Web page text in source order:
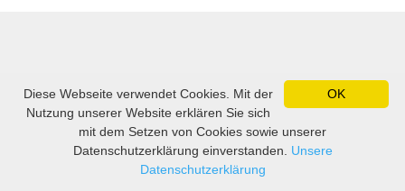
OK
Diese Webseite verwendet Cookies. Mit der
Nutzung unserer Website erklären Sie sich
mit dem Setzen von Cookies sowie unserer
Datenschutzerklärung einverstanden. Unsere
Datenschutzerklärung